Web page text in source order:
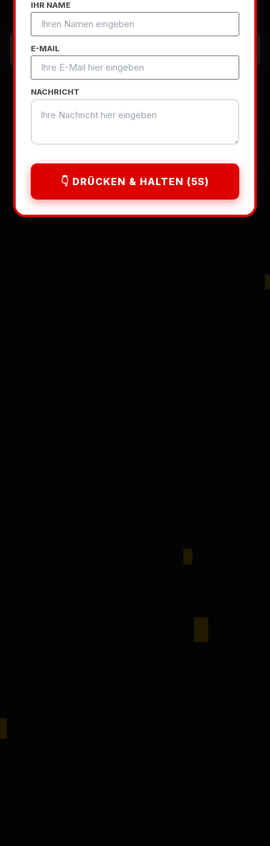
IHR NAME
E-MAIL
NACHRICHT
👇 DRÜCKEN & HALTEN (5S)
Zahlung– das ist unser Versprechen.
Projekt Starten
+49 151 684 958 81
VERTRAUT VON MÜNCHENS STARTUPS